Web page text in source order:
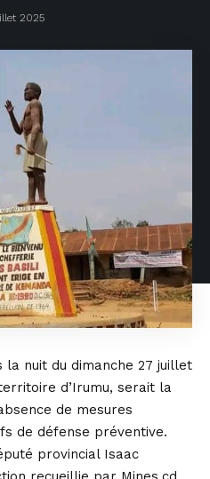
2025
nuit du dimanche 27 juillet
d’Irumu, serait la
de mesures
de défense préventive.
provincial Isaac